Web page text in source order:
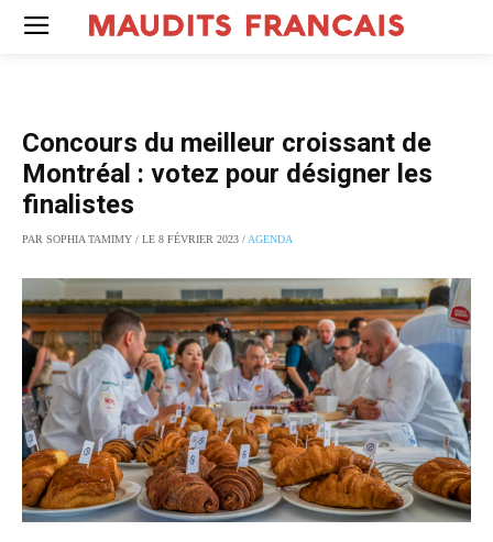
Concours du meilleur croissant de
Montréal : votez pour désigner les
finalistes
PAR SOPHIA TAMIMY / LE 8 FÉVRIER 2023 /AGENDA